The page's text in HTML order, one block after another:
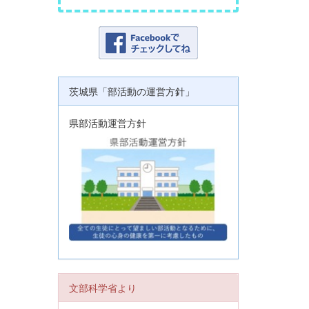
茨城県「部活動の運営方針」
県部活動運営方針
文部科学省より